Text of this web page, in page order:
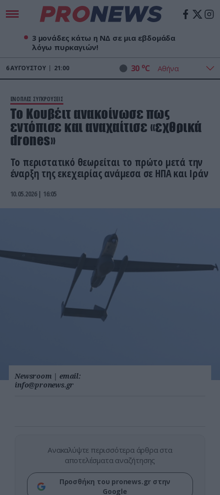
3 μονάδες κάτω η ΝΔ σε μια εβδομάδα
λόγω πυρκαγιών!
6ΑΥΓΟΎΣΤΟΥ 21:00 30 oC
ΕΝΟΠΛΕΣ ΣΥΓΚΡΟΥΣΕΙΣ
Το Κουβέιτ ανακοίνωσε πως
εντόπισε και αναχαίτισε «εχθρικά
drones»
Το περιστατικό θεωρείται το πρώτο μετά την
έναρξη της εκεχειρίας ανάμεσα σε ΗΠΑ και Ιράν
10.05.2026 | 16:05
Newsroom | email:
info@pronews.gr
Ανακαλύψτε περισσότερα άρθρα στα
αποτελέσματα αναζήτησης
Προσθήκη του pronews.gr στην
Google